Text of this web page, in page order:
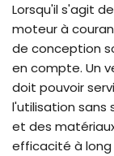
Lorsqu'il s'agit
moteur à
de conception
en compte. Un
doit pouvoir
l'utilisation sans
et des
efficacité à